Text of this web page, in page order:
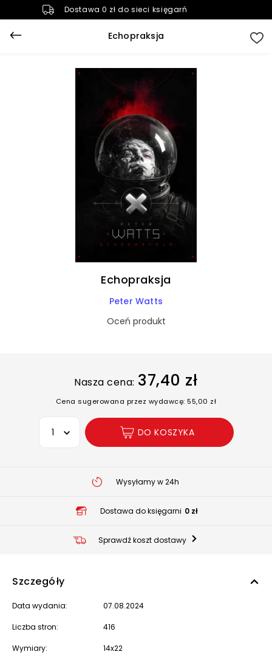
Dostawa 0 zł do sieci księgarń
Echopraksja
Echopraksja
Peter Watts
Oceń produkt
Nasza cena: 37,40 zł
Cena sugerowana przez wydawcę: 55,00 zł
Wybierz opcję
DO KOSZYKA
Wysyłamy w 24h
Dostawa do księgarni 0 zł
Sprawdź koszt dostawy
Szczegóły
Data wydania: 07.08.2024
Liczba stron: 416
Wymiary: 14x22